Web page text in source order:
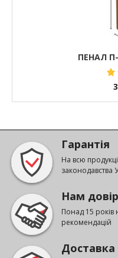
ПЕНАЛ П-
Гарантія
На всю
законодавства
Нам
Понад 15 років
рекомендацій
Доставка